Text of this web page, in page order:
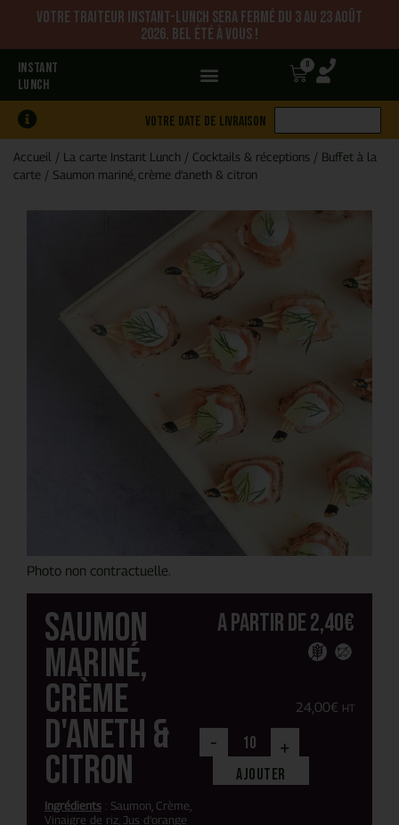
Votre traiteur Instant-Lunch sera fermé du 3 au 23 août
2026. Bel été à vous !
INSTANT
LUNCH
0
Votre date de livraison
Accueil / La carte Instant Lunch / Cocktails & réceptions / Buffet à la
carte / Saumon mariné, crème d’aneth & citron
Photo non contractuelle.
Saumon
mariné,
crème
d'aneth &
citron
Ingrédients : Saumon, Crème,
Vinaigre de riz, Jus d'orange
A partir de2,40€
24,00€ HT
- +
Ajouter